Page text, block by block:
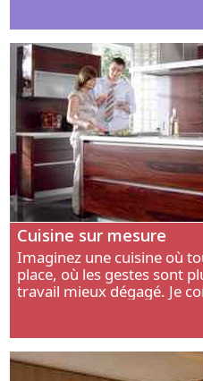
Cuisine sur mesure
Imaginez une cuisine où
place, où les gestes sont
travail mieux dégagé. Je
aménagement adapté à